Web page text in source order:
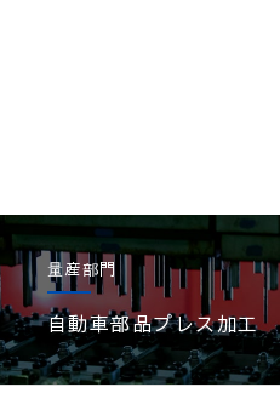
量産部門
自動車部品プレス加工